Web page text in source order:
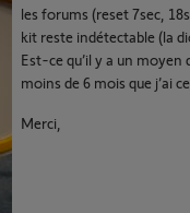
les forums (reset 7sec,
kit reste indétectable (la
Est-ce qu’il y a un
moins de 6 mois que j’ai
Merci,